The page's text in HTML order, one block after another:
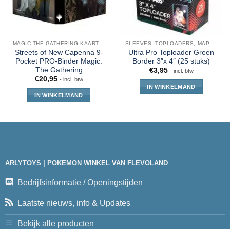
Streets of New Capenna 9-
Pocket PRO-Binder Magic:
The Gathering
€20,95 - incl. btw
IN WINKELMAND
Ultra Pro Toploader Green
Border 3″x 4″ (25 stuks)
€3,95 - incl. btw
IN WINKELMAND
ARLYTOYS | POKEMON WINKEL VAN FLEVOLAND
Bedrijfsinformatie / Openingstijden
Laatste nieuws, info & Updates
Bekijk alle producten